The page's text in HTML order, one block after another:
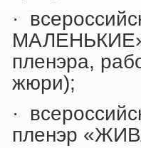
·
МАЛЕНЬКИЕ»
пленэра,
жюри);
·
пленэр